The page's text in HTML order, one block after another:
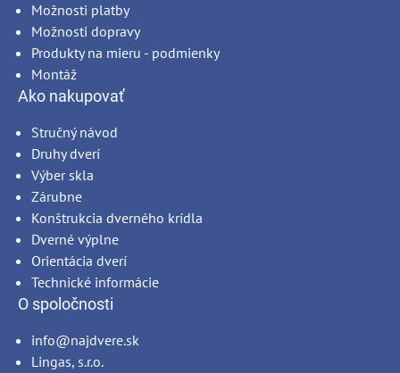
Možnosti platby
Možnosti dopravy
Produkty na mieru - podmienky
Montáž
Ako nakupovať
Stručný návod
Druhy dverí
Výber skla
Zárubne
Konštrukcia dverného krídla
Dverné výplne
Orientácia dverí
Technické informácie
O spoločnosti
info@najdvere.sk
Lingas, s.r.o.